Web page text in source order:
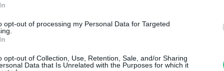
opt-out of processing my Personal Data for Targeted
opt-out of Collection, Use, Retention, Sale, and/or Sharing
Data that Is Unrelated with the Purposes for which it
Szemle